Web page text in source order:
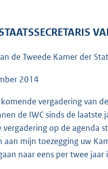
o
o
t
4
5
K
b
de Tweede Kamer der
2014
vergadering van
de IWC sinds de
op de agenda
aan mijn toezegging uw
naar eens per twee jaar